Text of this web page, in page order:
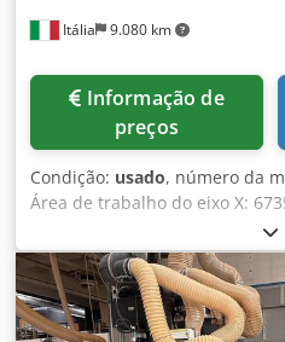
Itália 9.080 km
preços
Condição: usado, número da
Área de trabalho do eixo X:
eixo Y: 1650 mm Plano de
consola a vácuo Potência do
Número de eixos controlados:
borda: 65 mm Dodpjznuxbsfx
perfuração: 30 Número de